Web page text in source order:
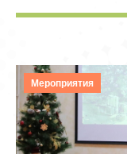
Мероприятия